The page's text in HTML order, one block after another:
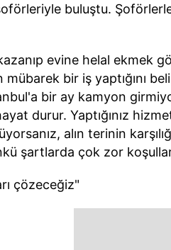
buluştu.
evine helal ekmek
bir iş yaptığını
bir ay kamyon
durur. Yaptığınız
alın terinin
şartlarda çok zor
çözeceğiz"​​​​​​​